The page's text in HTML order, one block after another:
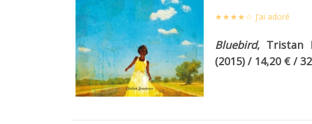
★★★★☆ J’ai adoré
Bluebird, Tristan
(2015) / 14,20 € /